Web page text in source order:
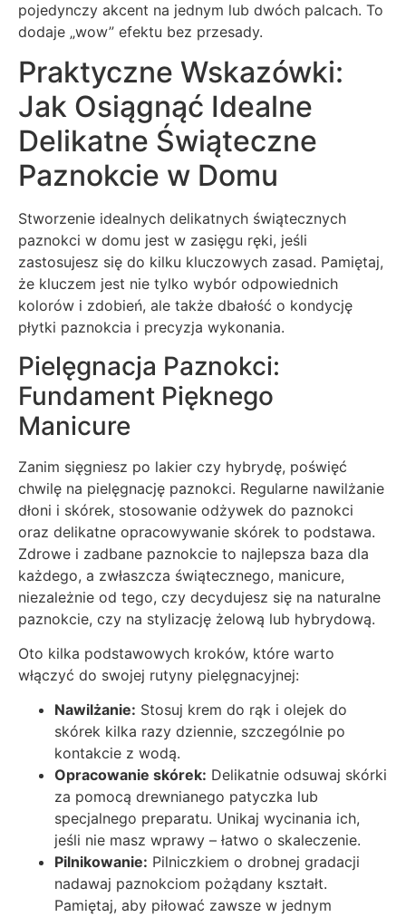
pojedynczy akcent na jednym lub dwóch palcach. To
dodaje „wow” efektu bez przesady.
Praktyczne Wskazówki:
Jak Osiągnąć Idealne
Delikatne Świąteczne
Paznokcie w Domu
Stworzenie idealnych delikatnych świątecznych
paznokci w domu jest w zasięgu ręki, jeśli
zastosujesz się do kilku kluczowych zasad. Pamiętaj,
że kluczem jest nie tylko wybór odpowiednich
kolorów i zdobień, ale także dbałość o kondycję
płytki paznokcia i precyzja wykonania.
Pielęgnacja Paznokci:
Fundament Pięknego
Manicure
Zanim sięgniesz po lakier czy hybrydę, poświęć
chwilę na pielęgnację paznokci. Regularne nawilżanie
dłoni i skórek, stosowanie odżywek do paznokci
oraz delikatne opracowywanie skórek to podstawa.
Zdrowe i zadbane paznokcie to najlepsza baza dla
każdego, a zwłaszcza świątecznego, manicure,
niezależnie od tego, czy decydujesz się na naturalne
paznokcie, czy na stylizację żelową lub hybrydową.
Oto kilka podstawowych kroków, które warto
włączyć do swojej rutyny pielęgnacyjnej:
Nawilżanie: Stosuj krem do rąk i olejek do
skórek kilka razy dziennie, szczególnie po
kontakcie z wodą.
Opracowanie skórek: Delikatnie odsuwaj skórki
za pomocą drewnianego patyczka lub
specjalnego preparatu. Unikaj wycinania ich,
jeśli nie masz wprawy – łatwo o skaleczenie.
Pilnikowanie: Pilniczkiem o drobnej gradacji
nadawaj paznokciom pożądany kształt.
Pamiętaj, aby piłować zawsze w jednym